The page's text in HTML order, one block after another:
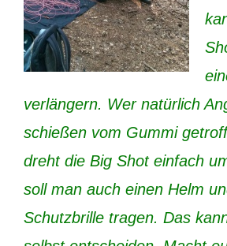
verlängern. Wer natürlich
schießen vom Gummi
dreht die Big Shot einfach
soll man auch einen Helm
Schutzbrille tragen. Das